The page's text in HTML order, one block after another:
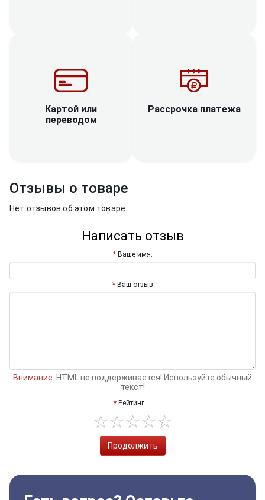
Картой или
переводом
Рассрочка платежа
Отзывы о товаре
Нет отзывов об этом товаре.
Написать отзыв
Ваше имя:
Ваш отзыв
Внимание: HTML не поддерживается! Используйте обычный
текст!
Рейтинг
Продолжить